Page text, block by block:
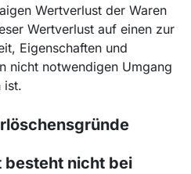
Wertverlust der Waren
Wertverlust auf einen zur
Eigenschaften und
nicht notwendigen Umgang
ist.
nicht bei